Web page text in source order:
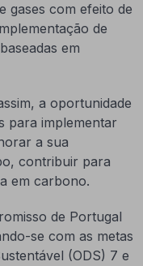
gases com efeito de
de
em
a oportunidade
para implementar
a sua
contribuir para
em carbono.
de Portugal
se com as metas
(ODS) 7 e